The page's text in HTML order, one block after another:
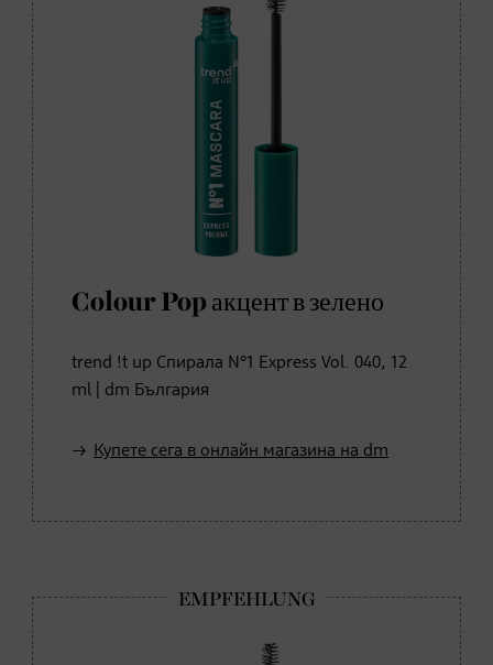
Colour Pop акцент в зелено
trend !t up Спирала N°1 Express Vol. 040, 12
ml | dm България
Купете сега в онлайн магазина на dm